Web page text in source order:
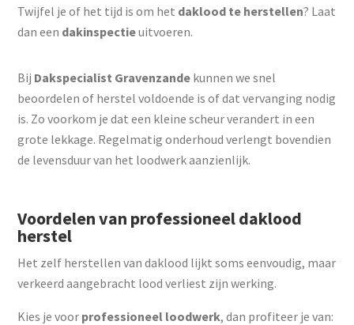
Twijfel je of het tijd is om het daklood te herstellen? Laat
dan een dakinspectieuitvoeren.
Bij Dakspecialist Gravenzande kunnen we snel
beoordelen of herstel voldoende is of dat vervanging nodig
is. Zo voorkom je dat een kleine scheur verandert in een
grote lekkage. Regelmatig onderhoud verlengt bovendien
de levensduur van het loodwerk aanzienlijk.
Voordelen van professioneel daklood
herstel
Het zelf herstellen van daklood lijkt soms eenvoudig, maar
verkeerd aangebracht lood verliest zijn werking.
Kies je voor professioneel loodwerk, dan profiteer je van: